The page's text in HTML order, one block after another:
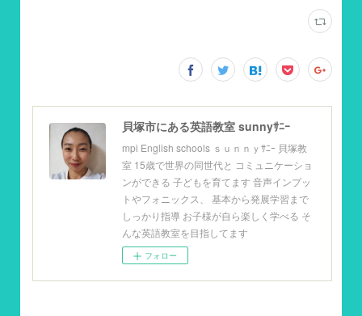
貝塚市にある英語教室 sunnyｻﾆｰ
mpi English schools ｓｕｎｎｙｻﾆｰ 貝塚教
室 15歳で世界の同世代と コミュニケーショ
ンができる 子どもを育てます 音声インプッ
トやフォニックス、 基本から発展学習まで
しっかり指導 お子様が自ら楽しく学べる そ
んな英語教室を目指してます
フォロー